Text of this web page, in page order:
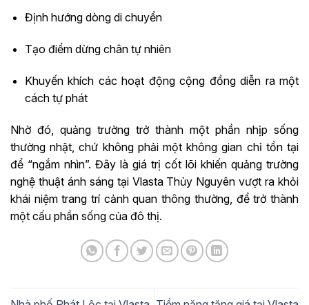
Định hướng dòng di chuyển
Tạo điểm dừng chân tự nhiên
Khuyến khích các hoạt động cộng đồng diễn ra một
cách tự phát
Nhờ đó, quảng trường trở thành một phần nhịp sống
thường nhật, chứ không phải một không gian chỉ tồn tại
để “ngắm nhìn”. Đây là giá trị cốt lõi khiến quảng trường
nghệ thuật ánh sáng tại Vlasta Thủy Nguyên vượt ra khỏi
khái niệm trang trí cảnh quan thông thường, để trở thành
một cấu phần sống của đô thị.